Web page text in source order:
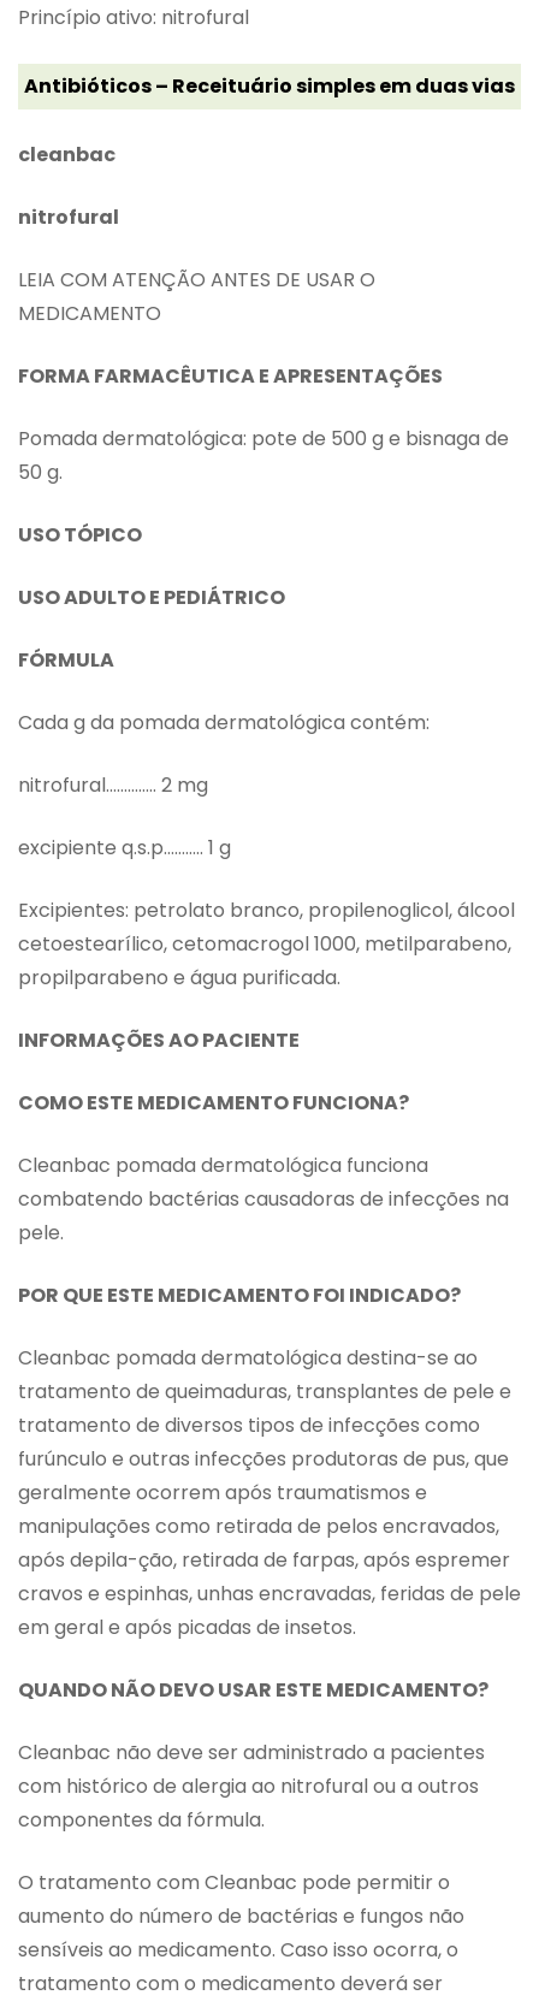
Princípio ativo: nitrofural
Antibióticos – Receituário simples em duas vias
cleanbac
nitrofural
LEIA COM ATENÇÃO ANTES DE USAR O
MEDICAMENTO
FORMA FARMACÊUTICA E APRESENTAÇÕES
Pomada dermatológica: pote de 500 g e bisnaga de
50 g.
USO TÓPICO
USO ADULTO E PEDIÁTRICO
FÓRMULA
Cada g da pomada dermatológica contém:
nitrofural………….. 2 mg
excipiente q.s.p……….. 1 g
Excipientes: petrolato branco, propilenoglicol, álcool
cetoestearílico, cetomacrogol 1000, metilparabeno,
propilparabeno e água purificada.
INFORMAÇÕES AO PACIENTE
COMO ESTE MEDICAMENTO FUNCIONA?
Cleanbac pomada dermatológica funciona
combatendo bactérias causadoras de infecções na
pele.
POR QUE ESTE MEDICAMENTO FOI INDICADO?
Cleanbac pomada dermatológica destina-se ao
tratamento de queimaduras, transplantes de pele e
tratamento de diversos tipos de infecções como
furúnculo e outras infecções produtoras de pus, que
geralmente ocorrem após traumatismos e
manipulações como retirada de pelos encravados,
após depila-ção, retirada de farpas, após espremer
cravos e espinhas, unhas encravadas, feridas de pele
em geral e após picadas de insetos.
QUANDO NÃO DEVO USAR ESTE MEDICAMENTO?
Cleanbac não deve ser administrado a pacientes
com histórico de alergia ao nitrofural ou a outros
componentes da fórmula.
O tratamento com Cleanbac pode permitir o
aumento do número de bactérias e fungos não
sensíveis ao medicamento. Caso isso ocorra, o
tratamento com o medicamento deverá ser